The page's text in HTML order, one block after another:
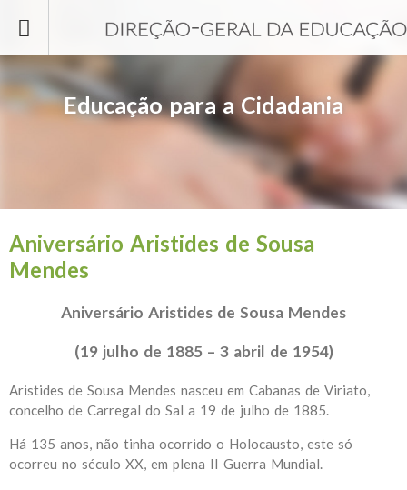
Educação para a Cidadania
Aniversário Aristides de Sousa
Mendes
Aniversário Aristides de Sousa Mendes
(19 julho de 1885 – 3 abril de 1954)
Aristides de Sousa Mendes nasceu em Cabanas de Viriato,
concelho de Carregal do Sal a 19 de julho de 1885.
Há 135 anos, não tinha ocorrido o Holocausto, este só
ocorreu no século XX, em plena II Guerra Mundial.